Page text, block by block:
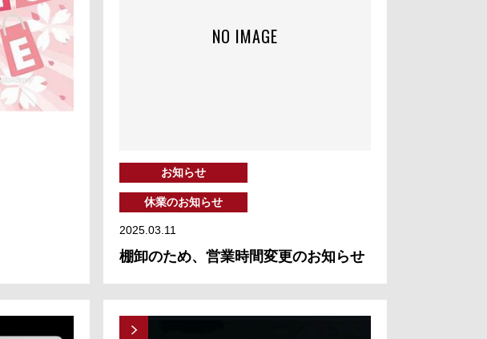
NO IMAGE
お知らせ
休業のお知らせ
2025.03.11
棚卸のため、営業時間変更のお知らせ